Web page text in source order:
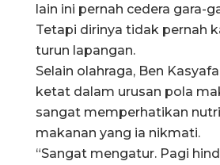
lain ini pernah cedera gara-
Tetapi dirinya tidak pernah
turun lapangan.
Selain olahraga, Ben
ketat dalam urusan pola
sangat memperhatikan
makanan yang ia nikmati.
“Sangat mengatur. Pagi